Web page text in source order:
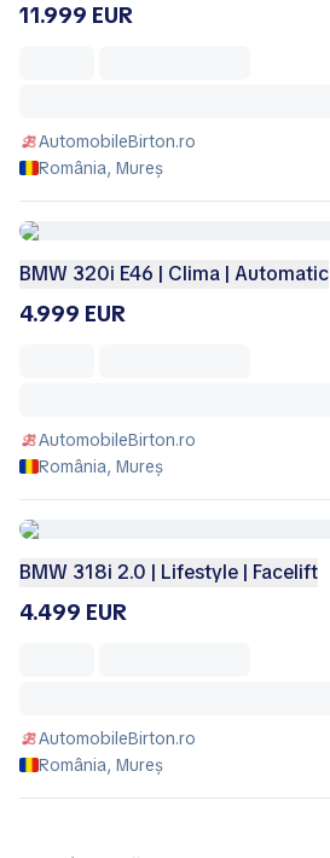
11.999 EUR
AutomobileBirton.ro
România, Mureș
BMW 320i E46 | Clima | Automatic
4.999 EUR
AutomobileBirton.ro
România, Mureș
BMW 318i 2.0 | Lifestyle | Facelift
4.499 EUR
AutomobileBirton.ro
România, Mureș